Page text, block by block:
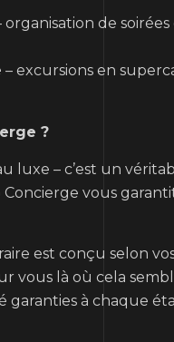
organisation de
– excursions en
?
luxe – c’est un
vous
est conçu selon
vous là où cela
garanties à chaque